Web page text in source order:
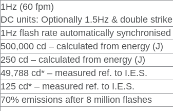
1Hz (60 fpm)
DC units: Optionally 1.5Hz & double strike
1Hz flash rate automatically synchronised
500,000 cd – calculated from energy (J)
250 cd – calculated from energy (J)
49,788 cd* – measured ref. to I.E.S.
125 cd* – measured ref. to I.E.S.
70% emissions after 8 million flashes